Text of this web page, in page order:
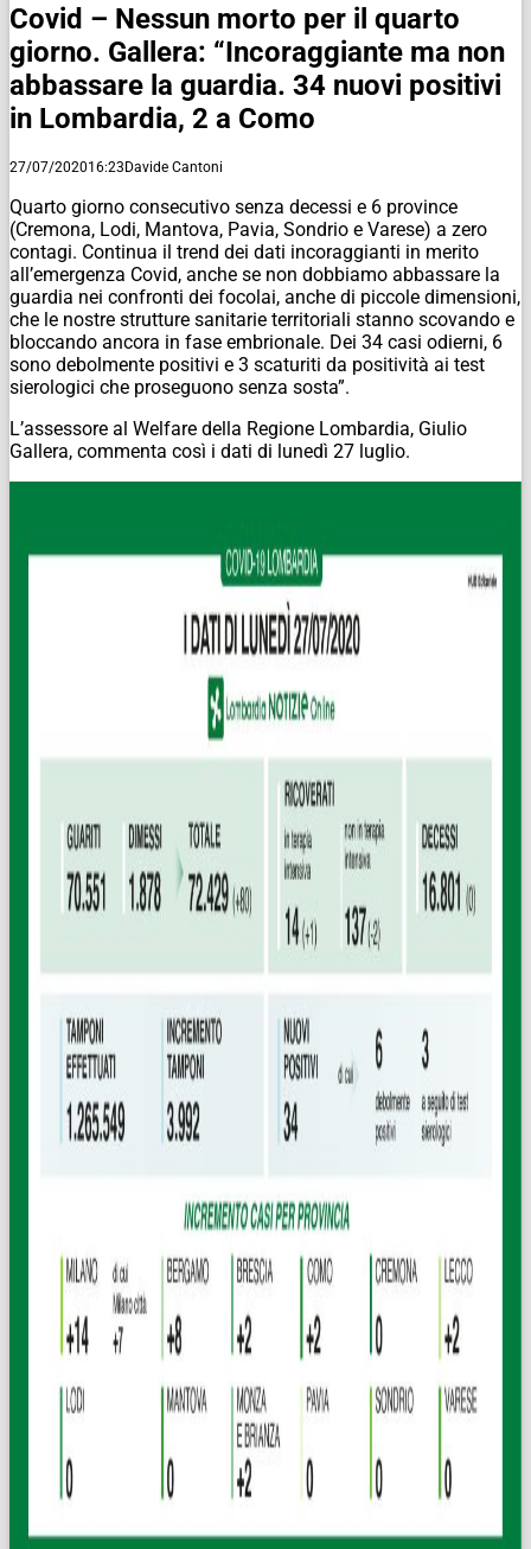
Covid – Nessun morto per il quarto
giorno. Gallera: “Incoraggiante ma non
abbassare la guardia. 34 nuovi positivi
in Lombardia, 2 a Como
27/07/202016:23Davide Cantoni
Quarto giorno consecutivo senza decessi e 6 province
(Cremona, Lodi, Mantova, Pavia, Sondrio e Varese) a zero
contagi. Continua il trend dei dati incoraggianti in merito
all’emergenza Covid, anche se non dobbiamo abbassare la
guardia nei confronti dei focolai, anche di piccole dimensioni,
che le nostre strutture sanitarie territoriali stanno scovando e
bloccando ancora in fase embrionale. Dei 34 casi odierni, 6
sono debolmente positivi e 3 scaturiti da positività ai test
sierologici che proseguono senza sosta”.
L’assessore al Welfare della Regione Lombardia, Giulio
Gallera, commenta così i dati di lunedì 27 luglio.